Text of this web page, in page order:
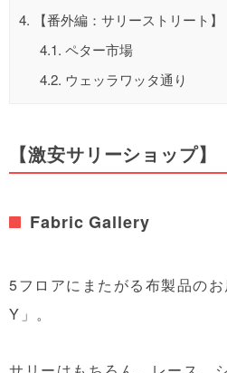
4. 【番外編：サリーストリート】
4.1. ペター市場
4.2. ウェッラワッタ通り
【激安サリーショップ】
Fabric Gallery
5フロアにまたがる布製品の
Y」。